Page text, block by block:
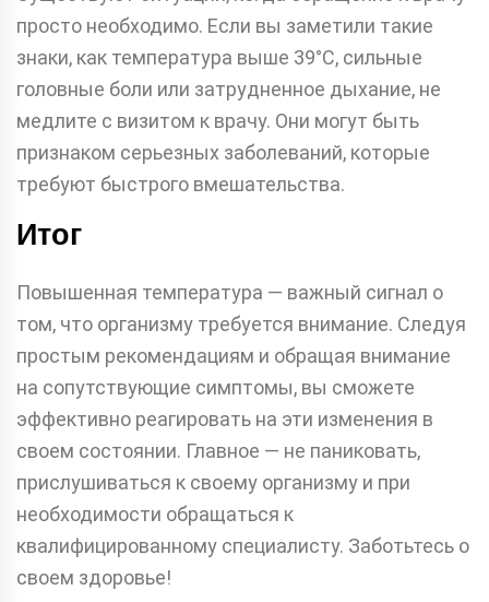
просто необходимо. Если вы заметили такие
знаки, как температура выше 39°C, сильные
головные боли или затрудненное дыхание, не
медлите с визитом к врачу. Они могут быть
признаком серьезных заболеваний, которые
требуют быстрого вмешательства.
Итог
Повышенная температура — важный сигнал о
том, что организму требуется внимание. Следуя
простым рекомендациям и обращая внимание
на сопутствующие симптомы, вы сможете
эффективно реагировать на эти изменения в
своем состоянии. Главное — не паниковать,
прислушиваться к своему организму и при
необходимости обращаться к
квалифицированному специалисту. Заботьтесь о
своем здоровье!